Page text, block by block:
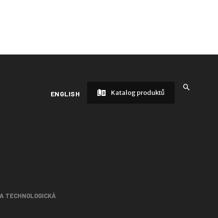
ENGLISH Katalog produktů
TECHNOLOGICKÁ